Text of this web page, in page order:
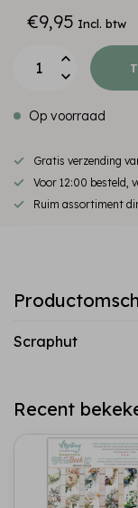
€9,95 Incl. btw
Op voorraad
Gratis verzending
Voor 12:00 besteld,
Ruim assortiment
Scraphut
Recent